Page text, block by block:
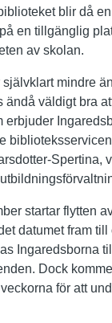
blir då
en tillgänglig
av skolan.
mindre
ändå väldigt bra
erbjuder
Spertina,
startar flytten
datumet fram
Ingaredsborna
Dock
för att